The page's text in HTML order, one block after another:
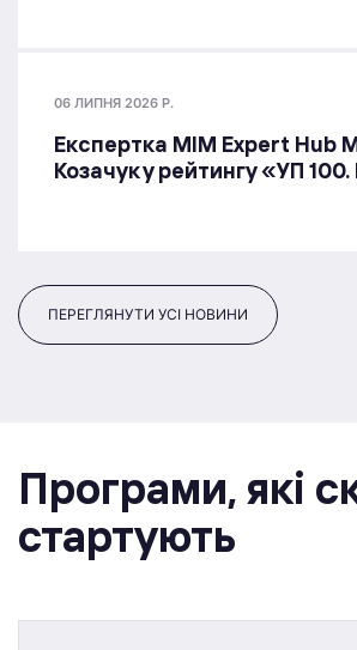
06 ЛИПНЯ 2026 Р.
Експертка MIM Expert Hub
Козачук у рейтингу «УП 100.
ПЕРЕГЛЯНУТИ УСІ НОВИНИ
Програми, якi
стартують